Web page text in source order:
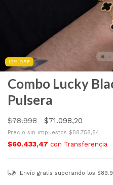
10% OFF
Combo Lucky
Pulsera
$78.998 $71.098,20
Precio sin impuestos $58.758,84
$60.433,47 con Transferencia
Envío gratissuperando los